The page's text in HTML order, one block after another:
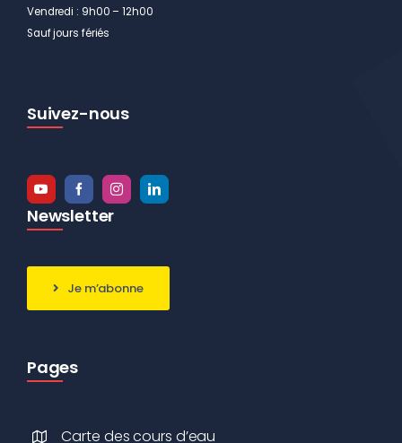
Vendredi : 9h00 – 12h00
Sauf jours fériés
Suivez-nous
Newsletter
Je m’abonne
Pages
Carte des cours d’eau